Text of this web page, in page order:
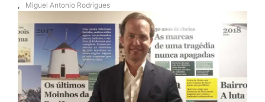
,
Miguel Antonio Rodrigues